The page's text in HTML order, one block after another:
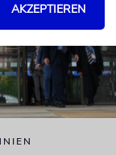
AKZEPTIEREN